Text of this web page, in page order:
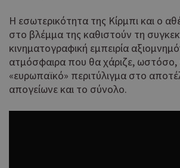
Η εσωτερικότητα της Κίρμπι και ο
στο βλέμμα της καθιστούν τη
κινηματογραφική εμπειρία
ατμόσφαιρα που θα χάριζε, ωστόσο,
«ευρωπαϊκό» περιτύλιγμα στο
απογείωνε και το σύνολο.